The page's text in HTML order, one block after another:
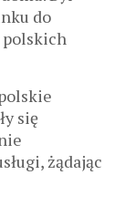
do
polskich
się
żądając